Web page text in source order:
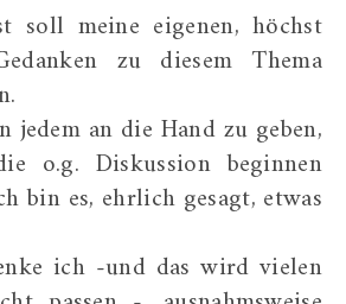
soll meine eigenen, höchst
zu diesem Thema
jedem an die Hand zu geben,
o.g. Diskussion beginnen
bin es, ehrlich gesagt, etwas
ich -und das wird vielen